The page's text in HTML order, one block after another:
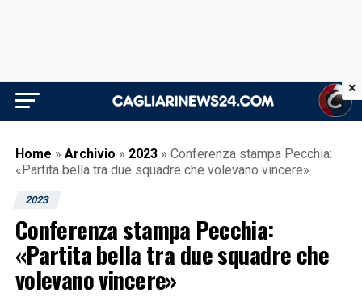
Home » Archivio » 2023 » Conferenza stampa Pecchia:
«Partita bella tra due squadre che volevano vincere»
2023
Conferenza stampa Pecchia:
«Partita bella tra due squadre che
volevano vincere»
×